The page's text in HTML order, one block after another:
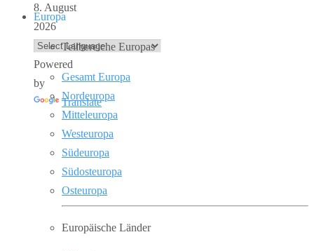
8. August
2026
Powered
by
Translate
Europa
Teilbereiche Europas
Gesamt Europa
Nordeuropa
Mitteleuropa
Westeuropa
Südeuropa
Südosteuropa
Osteuropa
Europäische Länder